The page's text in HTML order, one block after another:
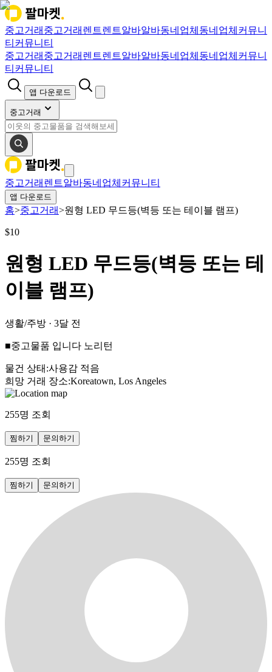
중고거래 중고거래 렌트렌트알바알바동네업체 동네업체 커뮤니
티 커뮤니티
중고거래 중고거래 렌트렌트알바알바동네업체 동네업체 커뮤니
티 커뮤니티
앱 다운로드
중고거래
중고거래 렌트알바동네업체 커뮤니티
앱 다운로드
홈>중고거래>원형 LED 무드등(벽등 또는 테이블 램프)
$10
원형 LED 무드등(벽등 또는 테
이블 램프)
생활/주방 · 3달 전
■중고물품 입니다 노리턴
물건 상태 :사용감 적음
희망 거래 장소:Koreatown, Los Angeles
255명 조회
찜하기 문의하기
255명 조회
찜하기 문의하기